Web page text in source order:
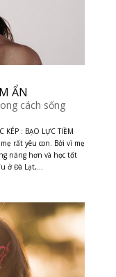
ẨN
cách sống
KÉP : BẠO LỰC TIỀM
rất yêu con. Bởi vì mẹ
năng hơn và học tốt
ở Đà Lạt,...